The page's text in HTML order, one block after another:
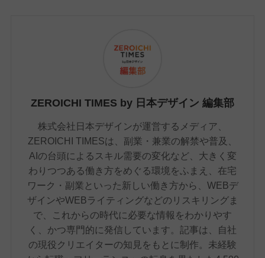
ZEROICHI TIMES by 日本デザイン 編集部
株式会社日本デザインが運営するメディア、
ZEROICHI TIMESは、副業・兼業の解禁や普及、
AIの台頭によるスキル需要の変化など、大きく変
わりつつある働き方をめぐる環境をふまえ、在宅
ワーク・副業といった新しい働き方から、WEBデ
ザインやWEBライティングなどのリスキリングま
で、これからの時代に必要な情報をわかりやす
く、かつ専門的に発信しています。記事は、自社
の現役クリエイターの知見をもとに制作。未経験